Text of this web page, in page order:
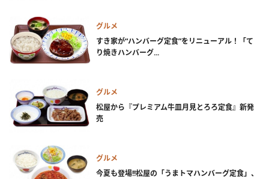
グルメ
すき家が“ハンバーグ定食”をリニューアル！「て
り焼きハンバーグ...
グルメ
松屋から『プレミアム牛皿月見とろろ定食』新発
売
グルメ
今夏も登場!!松屋の「うまトマハンバーグ定食」、